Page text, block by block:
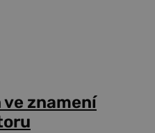
znamení